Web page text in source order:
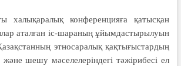
халықаралық конференцияға қатысқан
аталған іс-шараның ұйымдастырылуын
этносаралық қақтығыстардың
шешу мәселелеріндегі тәжірибесі ел